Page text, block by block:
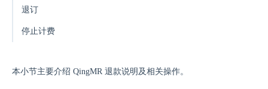
退订
停止计费
本小节主要介绍 QingMR 退款说明及相关操作。